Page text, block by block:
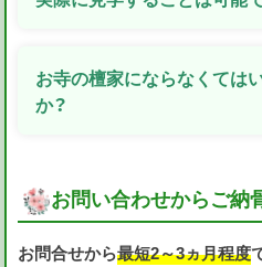
お寺の檀家にならなくては
か？
お問い合わせからご納
お問合せから最短2～3ヵ月程度